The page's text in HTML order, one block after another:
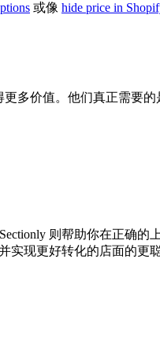
或像 hide price in
多价值。他们真正需要
则帮助你在正确
实现更好转化的店面的更聪